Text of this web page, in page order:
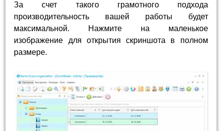
За счет такого грамотного подхода
производительность вашей работы будет
максимальной. Нажмите на маленькое
изображение для открытия скриншота в полном
размере.